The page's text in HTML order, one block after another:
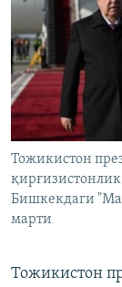
Тожикистон
Бишкекдаги
марти
Тожикистон